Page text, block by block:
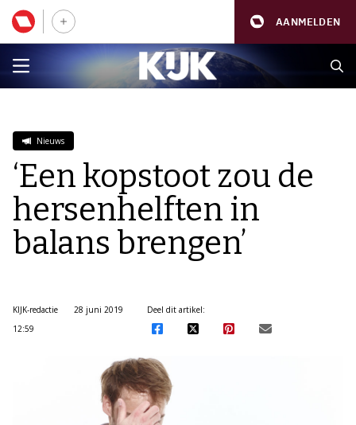
AANMELDEN
Nieuws
‘Een kopstoot zou de
hersenhelften in
balans brengen’
KIJK-redactie
28 juni 2019
12:59
Deel dit artikel: